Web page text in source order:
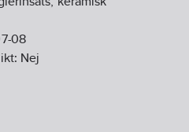
08
Nej